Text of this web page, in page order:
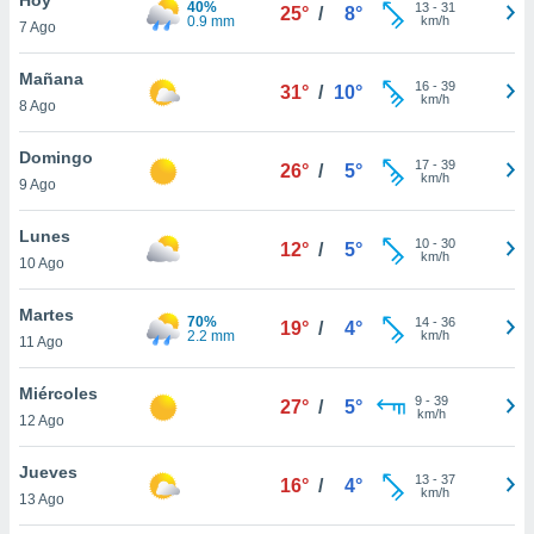
en
más
nuestra
de
cookies
aceptar
7 Ago
40%
0.9 mm
25° / 8° 13- 31
km/h
Mañana
8 Ago
31° / 10° 16- 39
km/h
Domingo
9 Ago
26° / 5° 17- 39
km/h
Lunes
10 Ago
12° / 5° 10- 30
km/h
Martes
11 Ago
70%
2.2 mm
19° / 4° 14- 36
km/h
Miércoles
12 Ago
27° / 5° 9- 39
km/h
Jueves
13 Ago
16° / 4° 13- 37
km/h